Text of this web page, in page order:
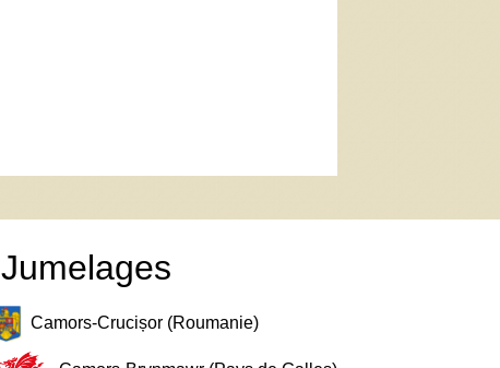
Jumelages
Camors-Crucișor (Roumanie)